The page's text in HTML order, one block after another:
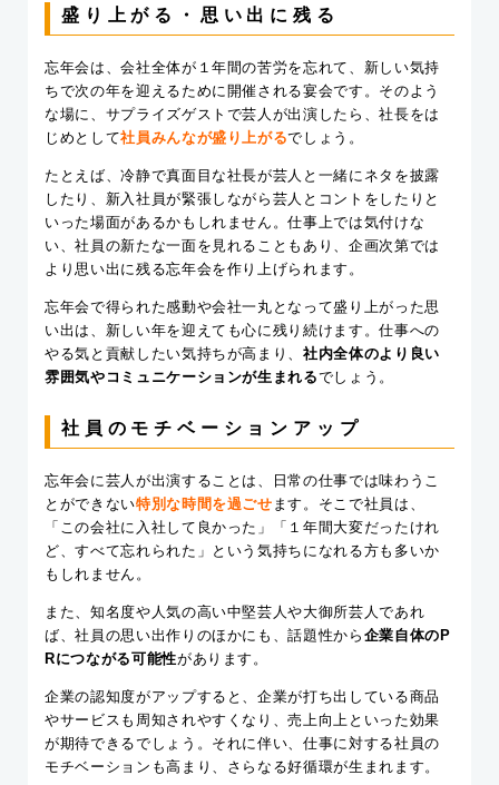
盛り上がる・思い出に残る
忘年会は、会社全体が１年間の苦労を忘れて、新しい気持
ちで次の年を迎えるために開催される宴会です。そのよう
な場に、サプライズゲストで芸人が出演したら、社長をは
じめとして社員みんなが盛り上がるでしょう。
たとえば、冷静で真面目な社長が芸人と一緒にネタを披露
したり、新入社員が緊張しながら芸人とコントをしたりと
いった場面があるかもしれません。仕事上では気付けな
い、社員の新たな一面を見れることもあり、企画次第では
より思い出に残る忘年会を作り上げられます。
忘年会で得られた感動や会社一丸となって盛り上がった思
い出は、新しい年を迎えても心に残り続けます。仕事への
やる気と貢献したい気持ちが高まり、社内全体のより良い
雰囲気やコミュニケーションが生まれるでしょう。
社員のモチベーションアップ
忘年会に芸人が出演することは、日常の仕事では味わうこ
とができない特別な時間を過ごせ ます。そこで社員は、
「この会社に入社して良かった」「１年間大変だったけれ
ど、すべて忘れられた」という気持ちになれる方も多いか
もしれません。
また、知名度や人気の高い中堅芸人や大御所芸人であれ
ば、社員の思い出作りのほかにも、話題性から 企業自体のP
Rにつながる可能性があります。
企業の認知度がアップすると、企業が打ち出している商品
やサービスも周知されやすくなり、売上向上といった効果
が期待できるでしょう。それに伴い、仕事に対する社員の
モチベーションも高まり、さらなる好循環が生まれます。